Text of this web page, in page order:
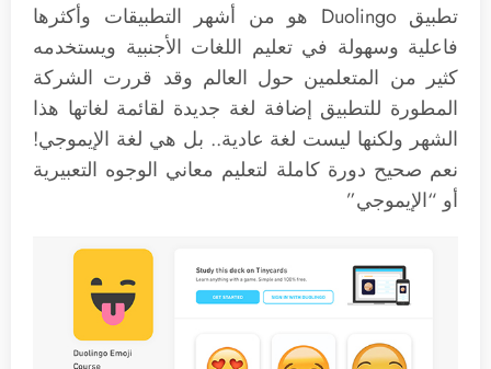
تطبيق Duolingo هو من أشهر التطبيقات وأكثرها
فاعلية وسهولة في تعليم اللغات الأجنبية ويستخدمه
كثير من المتعلمين حول العالم وقد قررت الشركة
المطورة للتطبيق إضافة لغة جديدة لقائمة لغاتها هذا
الشهر ولكنها ليست لغة عادية.. بل هي لغة الإيموجي!
نعم صحيح دورة كاملة لتعليم معاني الوجوه التعبيرية
أو “الإيموجي”